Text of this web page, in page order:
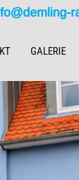
GALERIE